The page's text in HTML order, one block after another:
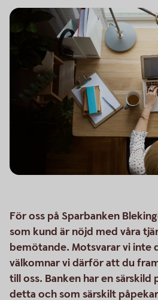
För oss på Sparbanken
som kund är nöjd med våra
bemötande. Motsvarar vi inte
välkomnar vi därför att du
till oss. Banken har en
detta och som särskilt